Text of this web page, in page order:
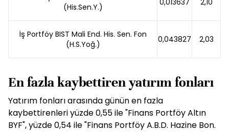
(His.Sen.Y.)
0,013637 2,10
İş Portföy BIST Mali End. His. Sen. Fon
(H.S.Yoğ.)
0,043827 2,03
En fazla kaybettiren yatırım fonları
Yatırım fonları arasında günün en fazla
kaybettirenleri yüzde 0,55 ile "Finans Portföy Altın
BYF", yüzde 0,54 ile "Finans Portföy A.B.D. Hazine Bon.